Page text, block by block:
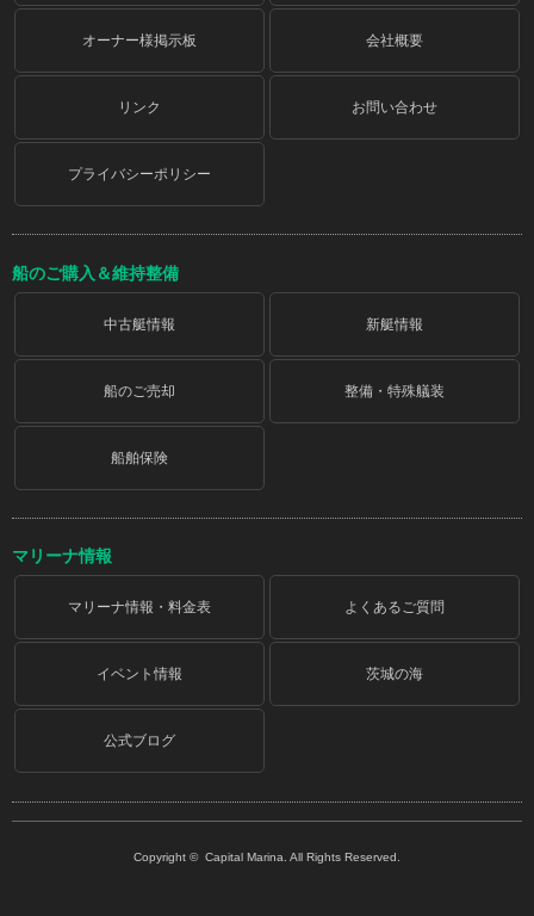
オーナー様掲示板 会社概要
リンク お問い合わせ
プライバシーポリシー
船のご購入＆維持整備
中古艇情報 新艇情報
船のご売却 整備・特殊艤装
船舶保険
マリーナ情報
マリーナ情報・料金表 よくあるご質問
イベント情報 茨城の海
公式ブログ
Copyright © Capital Marina. All Rights Reserved.